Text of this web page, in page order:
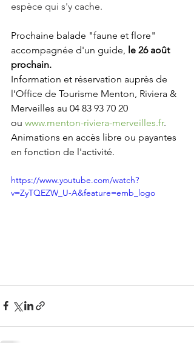
espèce qui s'y cache.
Prochaine balade "faune et flore"
accompagnée d'un guide, le 26 août
prochain.
Information et réservation auprès de
l’Office de Tourisme Menton, Riviera &
Merveilles au 04 83 93 70 20
ou www.menton-riviera-merveilles.fr.
Animations en accès libre ou payantes
en fonction de l'activité.
https://www.youtube.com/watch?
v=ZyTQEZW_U-A&feature=emb_logo